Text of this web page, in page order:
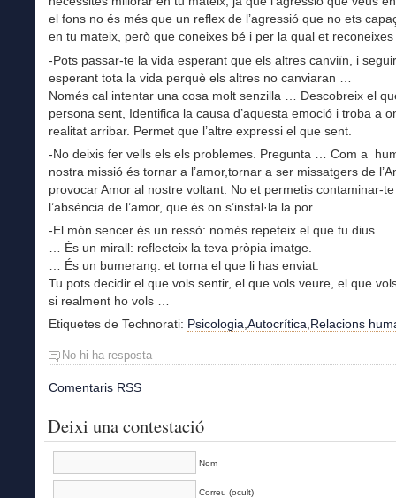
el fons no és més que un reflex de l’agressió que no ets
en tu mateix, però que coneixes bé i per la qual et reconeixes
-Pots passar-te la vida esperant que els altres canviïn, i
esperant tota la vida perquè els altres no canviaran …
Només cal intentar una cosa molt senzilla … Descobreix el
persona sent, Identifica la causa d’aquesta emoció i troba a
realitat arribar. Permet que l’altre expressi el que sent.
-No deixis fer vells els els problemes. Pregunta … Com a
nostra missió és tornar a l’amor,tornar a ser missatgers de
provocar Amor al nostre voltant. No et permetis contaminar-
l’absència de l’amor, que és on s’instal·la la por.
-El món sencer és un ressò: només repeteix el que tu dius
… És un mirall: reflecteix la teva pròpia imatge.
… És un bumerang: et torna el que li has enviat.
Tu pots decidir el que vols sentir, el que vols veure, el que
si realment ho vols …
Etiquetes de Technorati: Psicologia Autocrítica Relacions
No hi ha resposta
Comentaris RSS
Deixi una contestació
Nom
Correu (ocult)